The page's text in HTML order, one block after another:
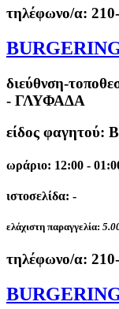
τηλέφωνο/α:
διεύθνση-
- ΓΛΥΦΑΔΑ
είδος φαγητού:
ωράριο: 12:00 -
ιστοσελίδα: -
ελάχιστη παραγγελία:
τηλέφωνο/α: